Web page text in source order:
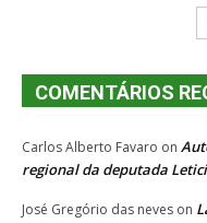
COMENTÁRIOS
Carlos Alberto Favaro on
regional da deputada
José Gregório das neves on